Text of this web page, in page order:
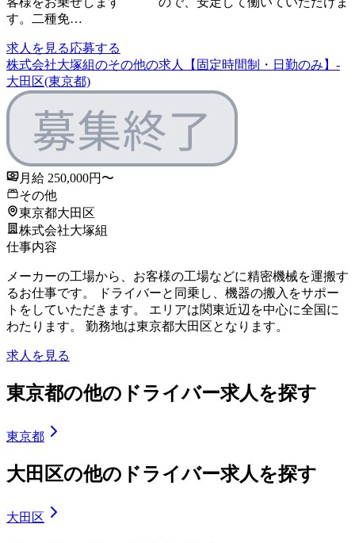
す。二種免…
求人を見る応募する
株式会社大塚組のその他の求人【固定時間制・日勤のみ】-
大田区(東京都)
月給 250,000円〜
その他
東京都大田区
株式会社大塚組
仕事内容
メーカーの工場から、お客様の工場などに精密機械を運搬す
るお仕事です。 ドライバーと同乗し、機器の搬入をサポー
トをしていただきます。 エリアは関東近辺を中心に全国に
わたります。 勤務地は東京都大田区となります。
求人を見る
東京都の他のドライバー求人を探す
東京都
大田区の他のドライバー求人を探す
大田区